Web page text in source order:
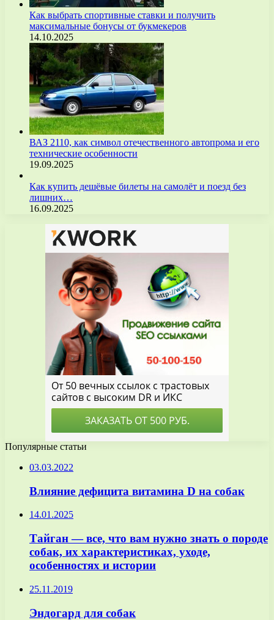
Как выбрать спортивные ставки и получить
максимальные бонусы от букмекеров
14.10.2025
ВАЗ 2110, как символ отечественного автопрома и его
технические особенности
19.09.2025
Как купить дешёвые билеты на самолёт и поезд без
лишних…
16.09.2025
Популярные статьи
03.03.2022
Влияние дефицита витамина D на собак
14.01.2025
Тайган — все, что вам нужно знать о породе
собак, их характеристиках, уходе,
особенностях и истории
25.11.2019
Эндогард для собак